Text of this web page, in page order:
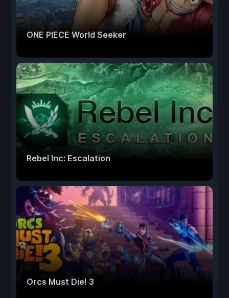
ONE PIECE World Seeker
Rebel Inc: Escalation
Orcs Must Die! 3